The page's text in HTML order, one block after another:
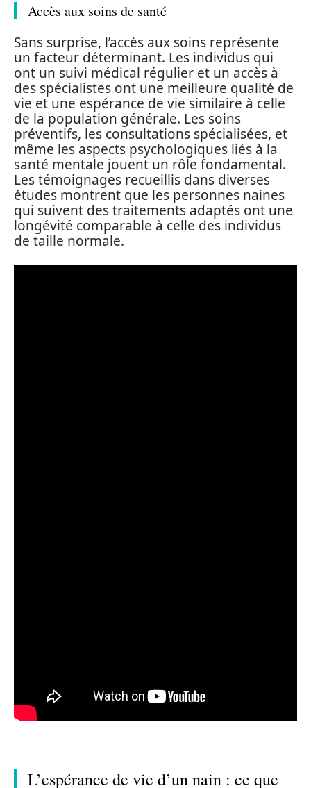
Accès aux soins de santé
Sans surprise, l’accès aux soins représente
un facteur déterminant. Les individus qui
ont un suivi médical régulier et un accès à
des spécialistes ont une meilleure qualité de
vie et une espérance de vie similaire à celle
de la population générale. Les soins
préventifs, les consultations spécialisées, et
même les aspects psychologiques liés à la
santé mentale jouent un rôle fondamental.
Les témoignages recueillis dans diverses
études montrent que les personnes naines
qui suivent des traitements adaptés ont une
longévité comparable à celle des individus
de taille normale.
L’espérance de vie d’un nain : ce que